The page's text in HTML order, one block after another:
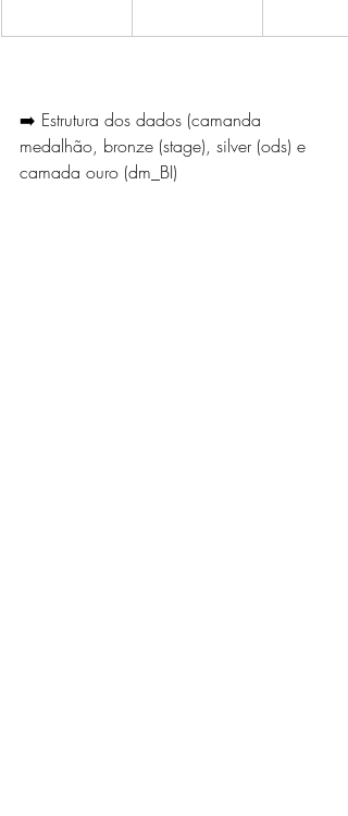
➡️ Estrutura dos dados (camanda
medalhão, bronze (stage), silver (ods) e
camada ouro (dm_BI)